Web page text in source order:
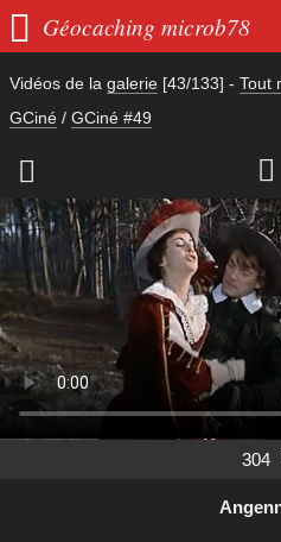
 Géocaching microb78
Vidéos de la galerie [43/133] - Tout
GCiné / GCiné #49
 
304